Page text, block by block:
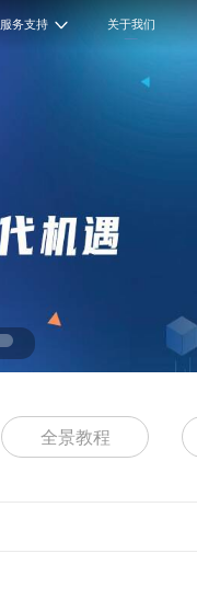
服务支持 关于我们
全景教程